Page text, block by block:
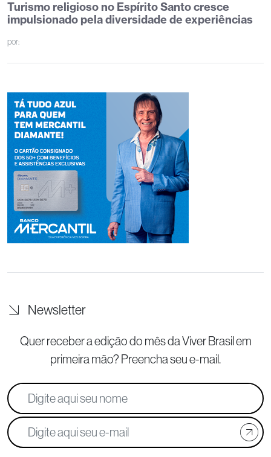
Turismo religioso no Espírito Santo cresce
impulsionado pela diversidade de experiências
por:
Newsletter
Quer receber a edição do mês da Viver Brasilem
primeira mão? Preencha seu e-mail.